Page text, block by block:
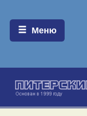
Меню:
Меню